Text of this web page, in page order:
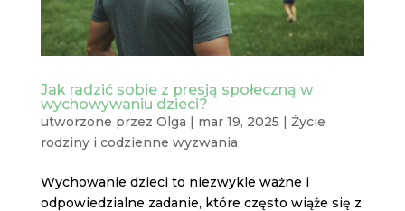
Jak radzić sobie z presją społeczną w
wychowywaniu dzieci?
utworzone przez Olga | mar 19, 2025 | Życie
rodziny i codzienne wyzwania
Wychowanie dzieci to niezwykle ważne i
odpowiedzialne zadanie, które często wiąże się z